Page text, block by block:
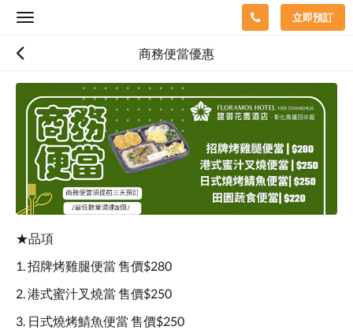
Toggle
立即預訂
商務便當優惠
★品項
1. 招牌烤雞腿便當 售價$280
2. 港式蜜汁叉燒當 售價$250
3. 日式燒烤鯖魚便當 售價$250